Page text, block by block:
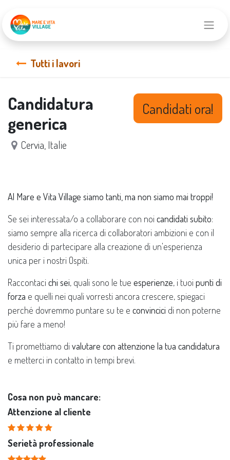
Tutti i lavori
Candidati ora!
Candidatura
generica
Cervia, Italie
Al Mare e Vita Village siamo tanti, ma non siamo mai troppi!
Se sei interessata/o a collaborare con noicandidati subito:
siamo sempre alla ricerca di collaboratori ambizioni e con il
desiderio di partecipare alla creazione di un'esperienza
unica per i nostri Ospiti.
Raccontacichi sei, quali sono le tue esperienze, i tuoipunti di
forza e quelli nei quali vorresti ancora crescere, spiegaci
perché dovremmo puntare su te e convincici di non poterne
più fare a meno!
Ti promettiamo divalutare con attenzione la tua candidatura
e metterci in contatto in tempi brevi.
Cosa non può mancare:
Attenzione al cliente
Serietà professionale